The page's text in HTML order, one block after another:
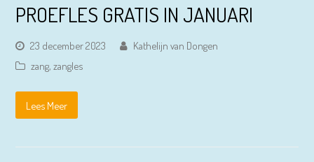
PROEFLES GRATIS IN JANUARI
23 december 2023
Kathelijn van Dongen
zang,zangles
Lees Meer